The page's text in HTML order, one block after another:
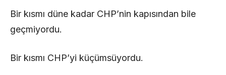
Bir kısmı düne kadar CHP’nin kapısından bile
geçmiyordu.
Bir kısmı CHP’yi küçümsüyordu.